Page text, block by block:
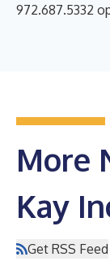
972.687.5332
More
Kay
Get RSS Feed